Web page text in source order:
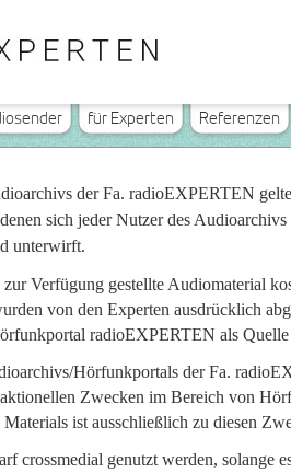
für Experten Referenzen
der Fa. radioEXPERTEN
sich jeder Nutzer des
unterwirft.
Verfügung gestellte Audiomaterial
von den Experten ausdrücklich
radioEXPERTEN als Quelle
Hörfunkportals der Fa.
Zwecken im Bereich von
ist ausschließlich zu diesen
crossmedial genutzt werden, solange